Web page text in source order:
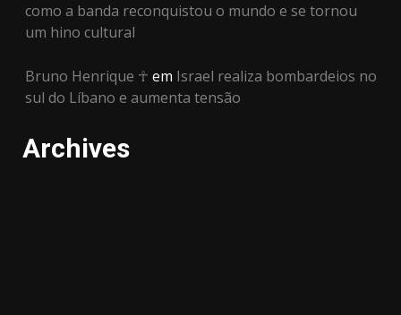
como a banda reconquistou o mundo e se tornou
um hino cultural
Bruno Henrique ☥ em Israel realiza bombardeios no
sul do Líbano e aumenta tensão
Archives